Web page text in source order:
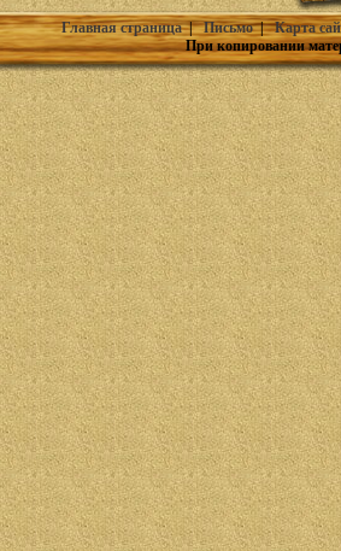
Главная страница|Письмо|Карта
При копировании